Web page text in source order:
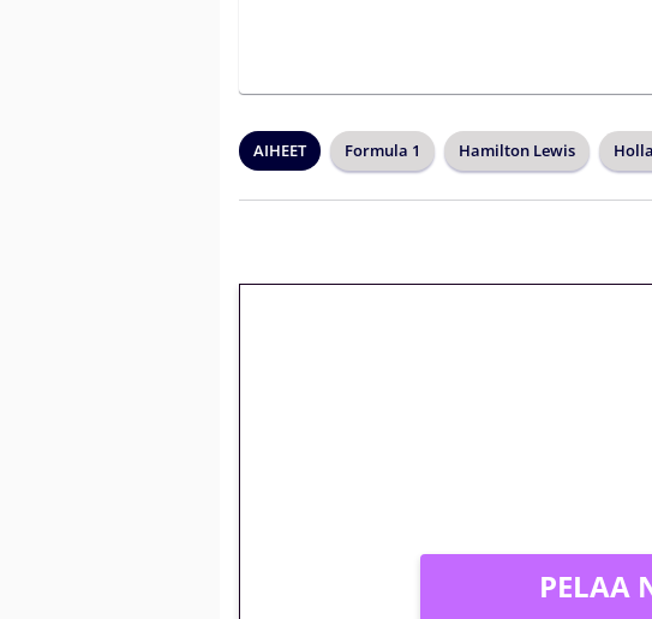
AIHEET Formula 1 Hamilton Lewis
PELAA